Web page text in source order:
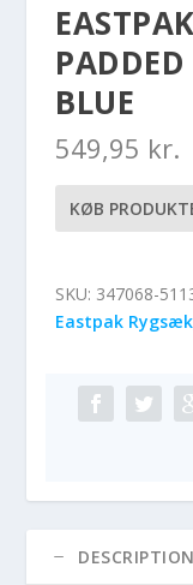
BLUE
549,95 kr.
KØB
SKU: 347068-
Eastpak Rygsæk
DESCRIPTION